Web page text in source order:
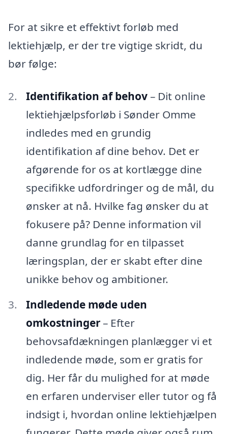
For at sikre et effektivt forløb med
lektiehjælp, er der tre vigtige skridt, du
bør følge:
Identifikation af behov– Dit online
lektiehjælpsforløb i Sønder Omme
indledes med en grundig
identifikation af dine behov. Det er
afgørende for os at kortlægge dine
specifikke udfordringer og de mål, du
ønsker at nå. Hvilke fag ønsker du at
fokusere på? Denne information vil
danne grundlag for en tilpasset
læringsplan, der er skabt efter dine
unikke behov og ambitioner.
Indledende møde uden
omkostninger– Efter
behovsafdækningen planlægger vi et
indledende møde, som er gratis for
dig. Her får du mulighed for at møde
en erfaren underviser eller tutor og få
indsigt i, hvordan online lektiehjælpen